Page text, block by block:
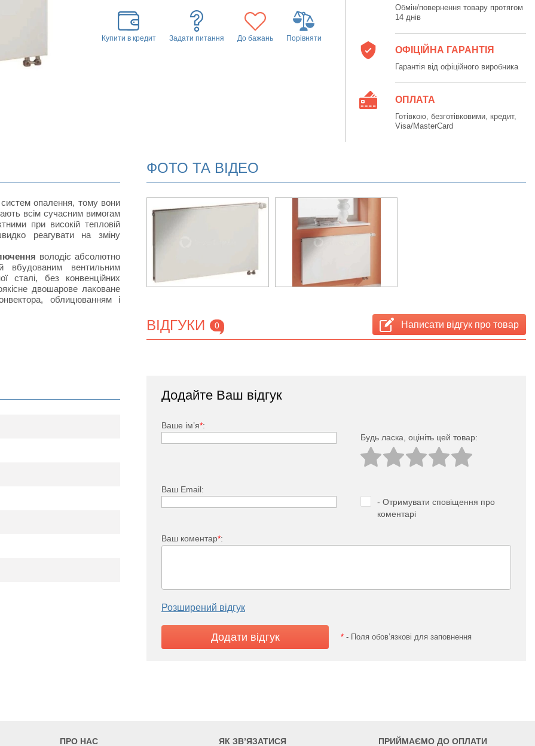
Купити в кредит Задати питання До бажань Порівняти
Обмін/повернення товару протягом
14 днів
ОФІЦІЙНА ГАРАНТІЯ
Гарантія від офіційного виробника
ОПЛАТА
Готівкою, безготівковими, кредит,
Visa/MasterCard
опалення, тому вони
всім сучасним вимогам
при високій тепловій
реагувати на зміну
володіє абсолютно
вбудованим вентильним
сталі, без конвенційних
двошарове лаковане
облицюванням і
за рахунок наявності
ФОТО ТА ВІДЕО
ВІДГУКИ 0 Написати відгук про товар
Додайте Ваш відгук
Ваше ім’я*:
Будь ласка, оцініть цей товар:
Ваш Email:
- Отримувати сповіщення про
коментарі
Ваш коментар*:
Розширений відгук
* - Поля обов’язкові для заповнення
ПРО НАС ЯК ЗВ’ЯЗАТИСЯ ПРИЙМАЄМО ДО ОПЛАТИ